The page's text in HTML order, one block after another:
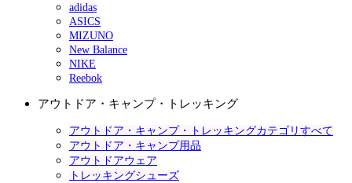
adidas
ASICS
MIZUNO
New Balance
NIKE
Reebok
アウトドア・キャンプ・トレッキング
アウトドア・キャンプ・トレッキングカテゴリすべて
アウトドア・キャンプ用品
アウトドアウェア
トレッキングシューズ